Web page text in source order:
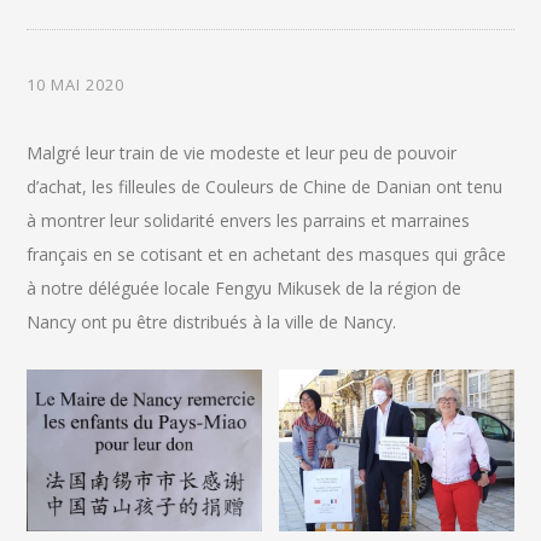
10 MAI 2020
Malgré leur train de vie modeste et leur peu de pouvoir
d’achat, les filleules de Couleurs de Chine de Danian ont tenu
à montrer leur solidarité envers les parrains et marraines
français en se cotisant et en achetant des masques qui grâce
à notre déléguée locale Fengyu Mikusek de la région de
Nancy ont pu être distribués à la ville de Nancy.